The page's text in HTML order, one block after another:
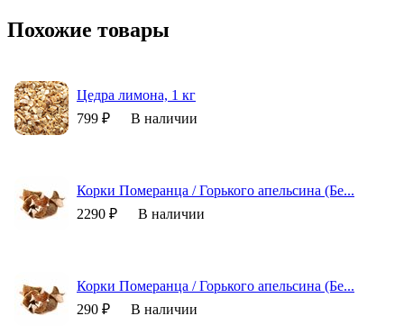
Похожие товары
Цедра лимона, 1 кг
799 ₽
В наличии
Корки Померанца / Горького апельсина (Бе...
2290 ₽
В наличии
Корки Померанца / Горького апельсина (Бе...
290 ₽
В наличии